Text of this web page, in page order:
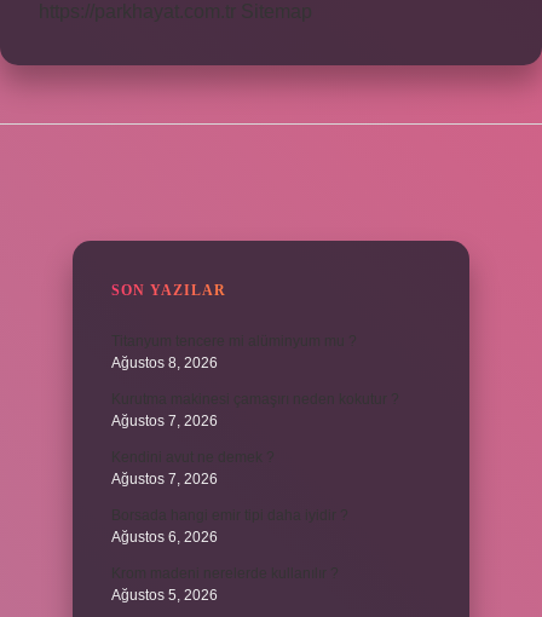
https://parkhayat.com.tr
Sitemap
SON YAZILAR
Ağustos 8, 2026
Ağustos 7, 2026
Ağustos 7, 2026
Ağustos 6, 2026
Ağustos 5, 2026